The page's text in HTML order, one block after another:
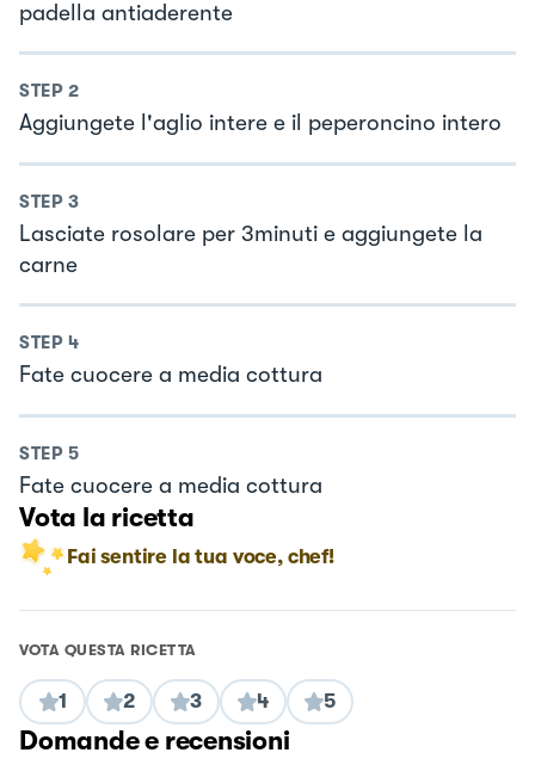
padella antiaderente
STEP 2
Aggiungete l'aglio intere e il peperoncino intero
STEP 3
Lasciate rosolare per 3minuti e aggiungete la
carne
STEP 4
Fate cuocere a media cottura
STEP 5
Fate cuocere a media cottura
Vota la ricetta
Fai sentire la tua voce, chef!
VOTA QUESTA RICETTA
1 2 3 4 5
Domande e recensioni